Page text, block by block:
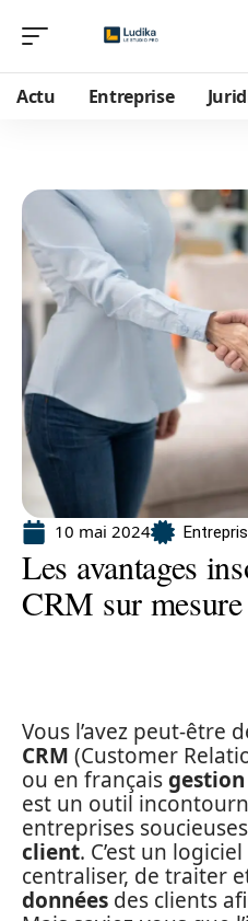
Actu Entreprise
10 mai 2024
Les avantages
CRM sur
Vous l’avez peut-être
CRM (Customer
ou en français
est un outil
entreprises
client. C’est un
centraliser, de traiter
données des clients